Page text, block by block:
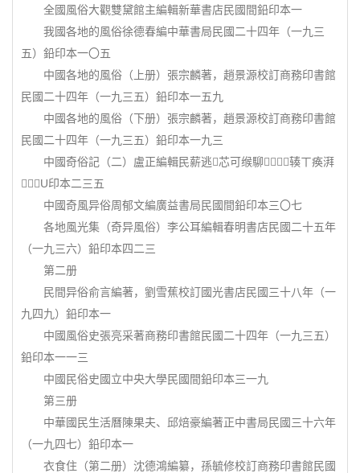
全國風俗大觀雙黛館主編輯新華書店民國間鉛印本一
我國各地的風俗徐德春編中華書局民國二十四年（一九三
五）鉛印本一〇五
中國各地的風俗（上册）張宗麟著，趙景源校訂商務印書館
民國二十四年（一九三五）鉛印本一五九
中國各地的風俗（下册）張宗麟著，趙景源校訂商務印書館
民國二十四年（一九三五）鉛印本一九三
中國奇俗記（二）盧正編輯民薪逃芯可缑駠辏ㄒ痪湃
┿U印本二三五
中國奇風异俗周郁文編廣益書局民國間鉛印本三〇七
各地風光集（奇异風俗）李公耳編輯春明書店民國二十五年
（一九三六）鉛印本四二三
第二册
民間异俗俞言編著，劉雪蕉校訂國光書店民國三十八年（一
九四九）鉛印本一
中國風俗史張亮采著商務印書館民國二十四年（一九三五）
鉛印本一一三
中國民俗史國立中央大學民國間鉛印本三一九
第三册
中華國民生活曆陳果夫、邱焙豪編著正中書局民國三十六年
（一九四七）鉛印本一
衣食住（第二册）沈德鴻編纂，孫毓修校訂商務印書館民國